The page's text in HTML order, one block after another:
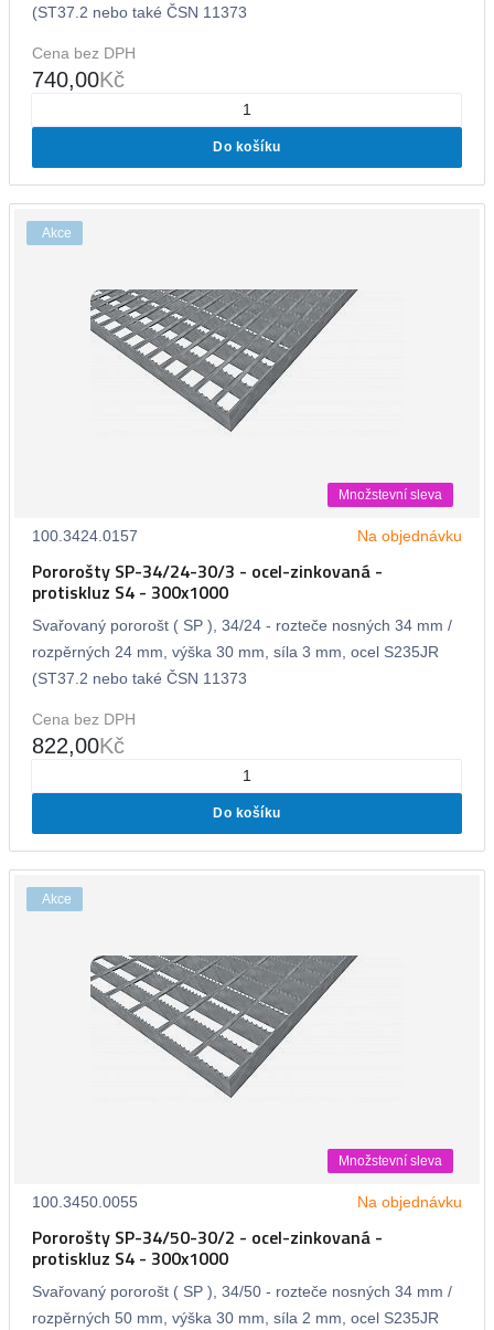
(ST37.2 nebo také ČSN 11373
Cena bez DPH
740,00Kč
Do košíku
Akce
Množstevní sleva
100.3424.0157 Na objednávku
Pororošty SP-34/24-30/3 - ocel-zinkovaná -
protiskluz S4 - 300x1000
Svařovaný pororošt ( SP ), 34/24 - rozteče nosných 34 mm /
rozpěrných 24 mm, výška 30 mm, síla 3 mm, ocel S235JR
(ST37.2 nebo také ČSN 11373
Cena bez DPH
822,00Kč
Do košíku
Akce
Množstevní sleva
100.3450.0055 Na objednávku
Pororošty SP-34/50-30/2 - ocel-zinkovaná -
protiskluz S4 - 300x1000
Svařovaný pororošt ( SP ), 34/50 - rozteče nosných 34 mm /
rozpěrných 50 mm, výška 30 mm, síla 2 mm, ocel S235JR